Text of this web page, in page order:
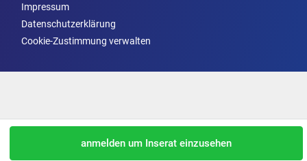
Impressum
Datenschutzerklärung
Cookie-Zustimmung verwalten
anmelden um Inserat einzusehen